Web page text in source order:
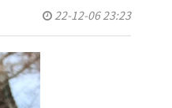
22-12-06 23:23